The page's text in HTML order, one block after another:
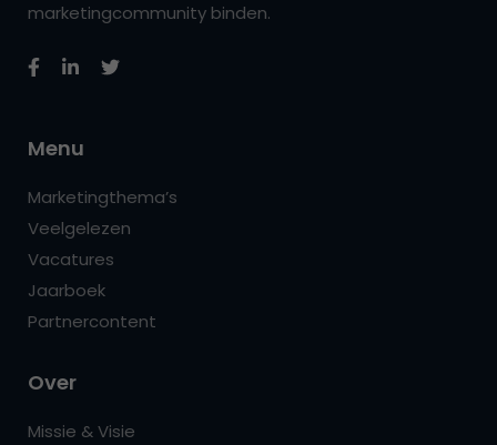
marketingcommunity binden.
Menu
Marketingthema’s
Veelgelezen
Vacatures
Jaarboek
Partnercontent
Over
Missie & Visie